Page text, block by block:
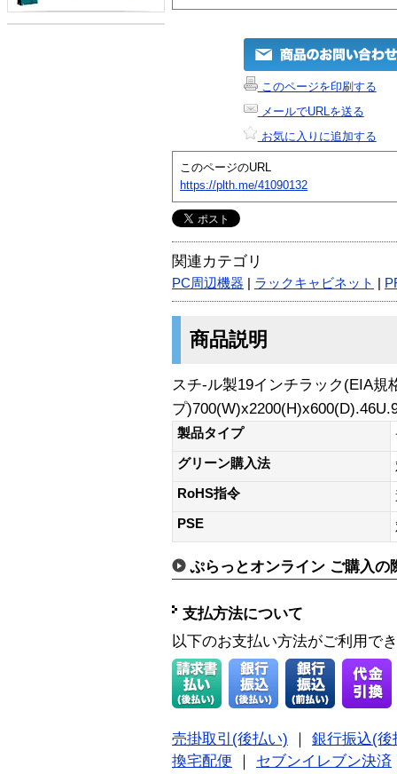
このページを印刷する
メールでURLを送る
お気に入りに追加する
このページのURL
https://plth.me/41090132
関連カテゴリ
PC周辺機器 ラックキャビネット
商品説明
スチ-ル製19インチラック(EIA規
プ
製品タイプ
グリーン購入法
RoHS指令
PSE
ぷらっとオンライン ご購入の
支払方法について
以下のお支払い方法がご利用で
売掛取引(後払い)
銀行振込(後
換宅配便
セブンイレブン決済